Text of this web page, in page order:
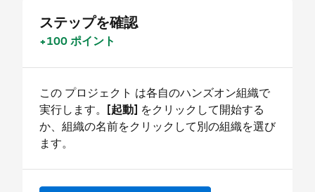
ステップを確認
+100 ポイント
この プロジェクト は各自のハンズオン組織で
実行します。
[起動] をクリックして開始する
か、組織の名前をクリックして別の組織を選び
ます。